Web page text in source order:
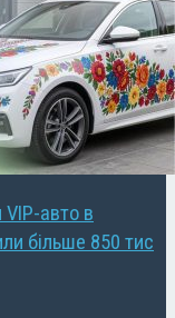
авто в
більше 850 тис